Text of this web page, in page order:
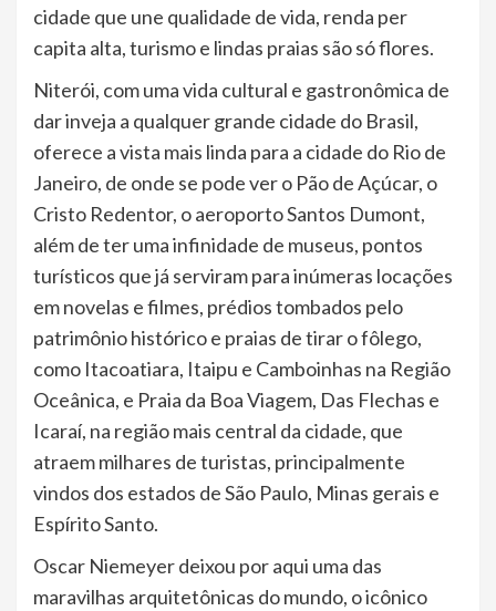
cidade que une qualidade de vida, renda per
capita alta, turismo e lindas praias são só flores.
Niterói, com uma vida cultural e gastronômica de
dar inveja a qualquer grande cidade do Brasil,
oferece a vista mais linda para a cidade do Rio de
Janeiro, de onde se pode ver o Pão de Açúcar, o
Cristo Redentor, o aeroporto Santos Dumont,
além de ter uma infinidade de museus, pontos
turísticos que já serviram para inúmeras locações
em novelas e filmes, prédios tombados pelo
patrimônio histórico e praias de tirar o fôlego,
como Itacoatiara, Itaipu e Camboinhas na Região
Oceânica, e Praia da Boa Viagem, Das Flechas e
Icaraí, na região mais central da cidade, que
atraem milhares de turistas, principalmente
vindos dos estados de São Paulo, Minas gerais e
Espírito Santo.
Oscar Niemeyer deixou por aqui uma das
maravilhas arquitetônicas do mundo, o icônico